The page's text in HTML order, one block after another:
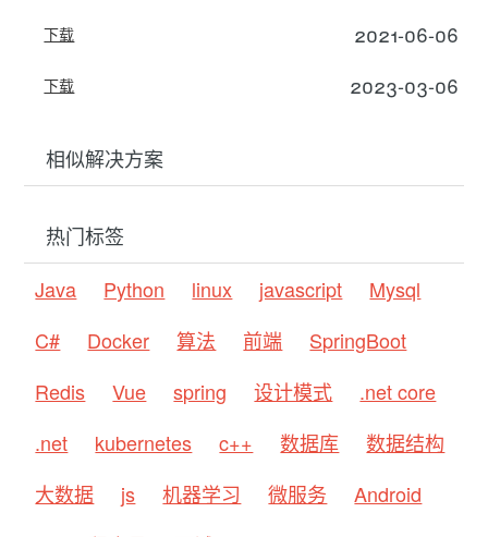
下载 2021-06-06
下载 2023-03-06
相似解决方案
热门标签
Java
Python linux javascript
Mysql
C#
Docker 算法 前端
SpringBoot
Redis
Vue spring 设计模式
.net core
.net
kubernetes c++ 数据库
数据结构
大数据
js 机器学习 微服务
Android